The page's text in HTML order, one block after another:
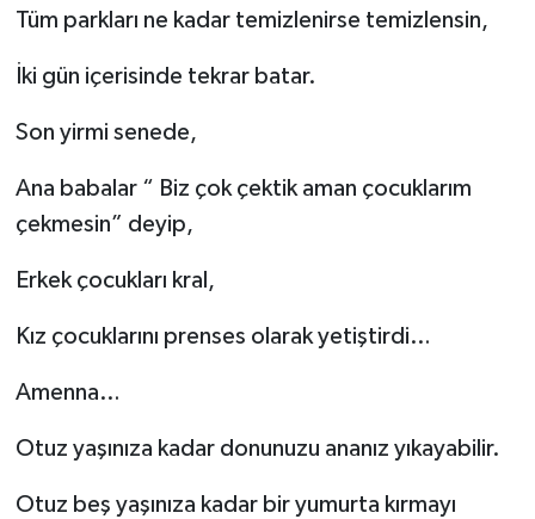
Tüm parkları ne kadar temizlenirse temizlensin,
İki gün içerisinde tekrar batar.
Son yirmi senede,
Ana babalar “ Biz çok çektik aman çocuklarım
çekmesin” deyip,
Erkek çocukları kral,
Kız çocuklarını prenses olarak yetiştirdi…
Amenna…
Otuz yaşınıza kadar donunuzu ananız yıkayabilir.
Otuz beş yaşınıza kadar bir yumurta kırmayı